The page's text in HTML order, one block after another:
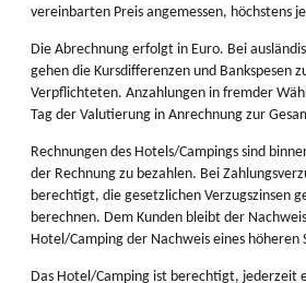
vereinbarten Preis angemessen, höchstens
Die Abrechnung erfolgt in Euro. Bei
gehen die Kursdifferenzen und Bankspesen
Verpflichteten. Anzahlungen in fremder
Tag der Valutierung in Anrechnung zur
Rechnungen des Hotels/Campings sind
der Rechnung zu bezahlen. Bei
berechtigt, die gesetzlichen Verzugszinsen
berechnen. Dem Kunden bleibt der
Hotel/Camping der Nachweis eines höheren
Das Hotel/Camping ist berechtigt, jederzeit